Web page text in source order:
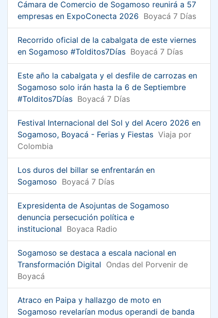
Cámara de Comercio de Sogamoso reunirá a 57
empresas en ExpoConecta 2026 Boyacá 7 Días
Recorrido oficial de la cabalgata de este viernes
en Sogamoso #Tolditos7Días Boyacá 7 Días
Este año la cabalgata y el desfile de carrozas en
Sogamoso solo irán hasta la 6 de Septiembre
#Tolditos7Días Boyacá 7 Días
Festival Internacional del Sol y del Acero 2026 en
Sogamoso, Boyacá - Ferias y Fiestas Viaja por
Colombia
Los duros del billar se enfrentarán en
Sogamoso Boyacá 7 Días
Expresidenta de Asojuntas de Sogamoso
denuncia persecución política e
institucional Boyaca Radio
Sogamoso se destaca a escala nacional en
Transformación Digital Ondas del Porvenir de
Boyacá
Atraco en Paipa y hallazgo de moto en
Sogamoso revelarían modus operandi de banda